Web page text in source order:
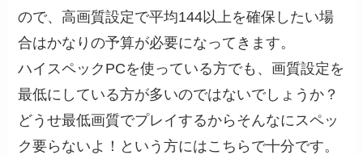
ので、高画質設定で平均144以上を確保したい場
合はかなりの予算が必要になってきます。
ハイスペックPCを使っている方でも、画質設定を
最低にしている方が多いのではないでしょうか？
どうせ最低画質でプレイするからそんなにスペッ
ク要らないよ！という方にはこちらで十分です。